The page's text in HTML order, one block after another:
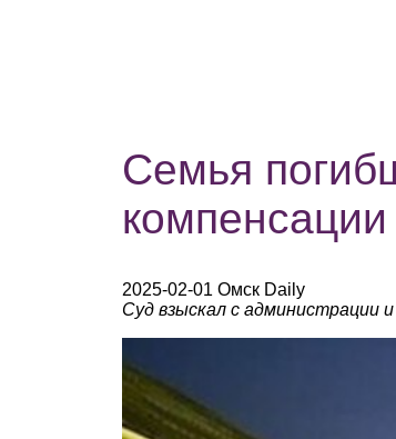
Семья
компенсации
2025-02-01 Омск Daily
Суд взыскал с администрации